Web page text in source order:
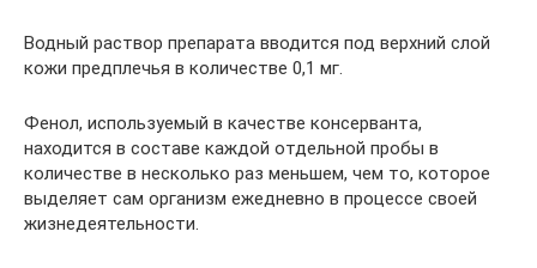
Водный раствор препарата вводится под верхний слой
кожи предплечья в количестве 0,1 мг.
Фенол, используемый в качестве консерванта,
находится в составе каждой отдельной пробы в
количестве в несколько раз меньшем, чем то, которое
выделяет сам организм ежедневно в процессе своей
жизнедеятельности.